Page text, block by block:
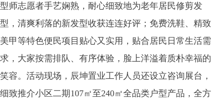
型师志愿者手艺娴熟，耐心细致地为老年居民修剪发
型，清爽利落的新发型收获连连好评；免费洗鞋、精致
美甲等特色便民项目贴心又实用，贴合居民日常生活需
求，大家按需排队、有序体验，脸上洋溢着质朴幸福的
笑容。活动现场，辰坤置业工作人员还设立咨询展台，
细致推介小区二期107㎡至240㎡全品类户型产品，全方